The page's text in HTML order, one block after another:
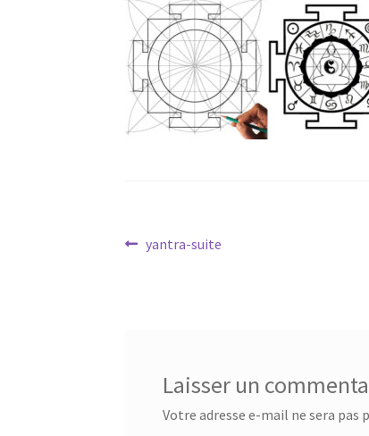
Navigation
Article
yantra-suite
Laisser un
Votre adresse e-mail ne sera pas